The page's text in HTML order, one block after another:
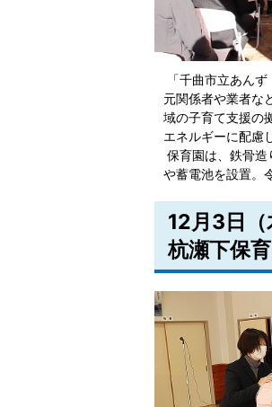
「千曲市立あん
元関係者や業者な
域の子育て支援の
エネルギーに配慮
保育園は、鉄骨
や蓄電池を設置。
12月3日
杭瀬下保